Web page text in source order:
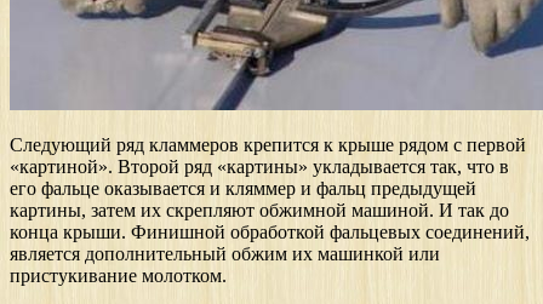
Следующий ряд кламмеров крепится к крыше рядом с первой
«картиной». Второй ряд «картины» укладывается так, что в
его фальце оказывается и кляммер и фальц предыдущей
картины, затем их скрепляют обжимной машиной. И так до
конца крыши. Финишной обработкой фальцевых соединений,
является дополнительный обжим их машинкой или
пристукивание молотком.